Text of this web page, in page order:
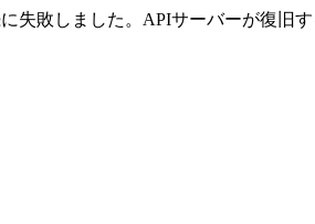
に失敗しました。APIサーバーが復旧